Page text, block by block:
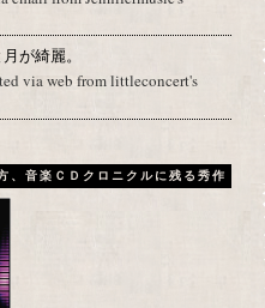
が綺麗。
via web from littleconcert's
、音楽ＣＤクロニクルに残る秀作